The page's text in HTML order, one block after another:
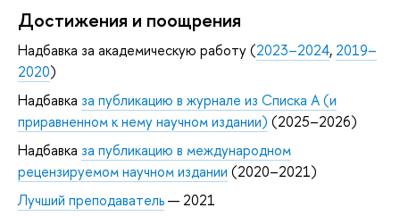
Достижения и поощрения
Надбавка за академическую работу (2023–2024, 2019–
2020)
Надбавка за публикацию в журнале из Списка А (и
приравненном к нему научном издании) (2025–2026)
Надбавка за публикацию в международном
рецензируемом научном издании (2020–2021)
Лучший преподаватель— 2021